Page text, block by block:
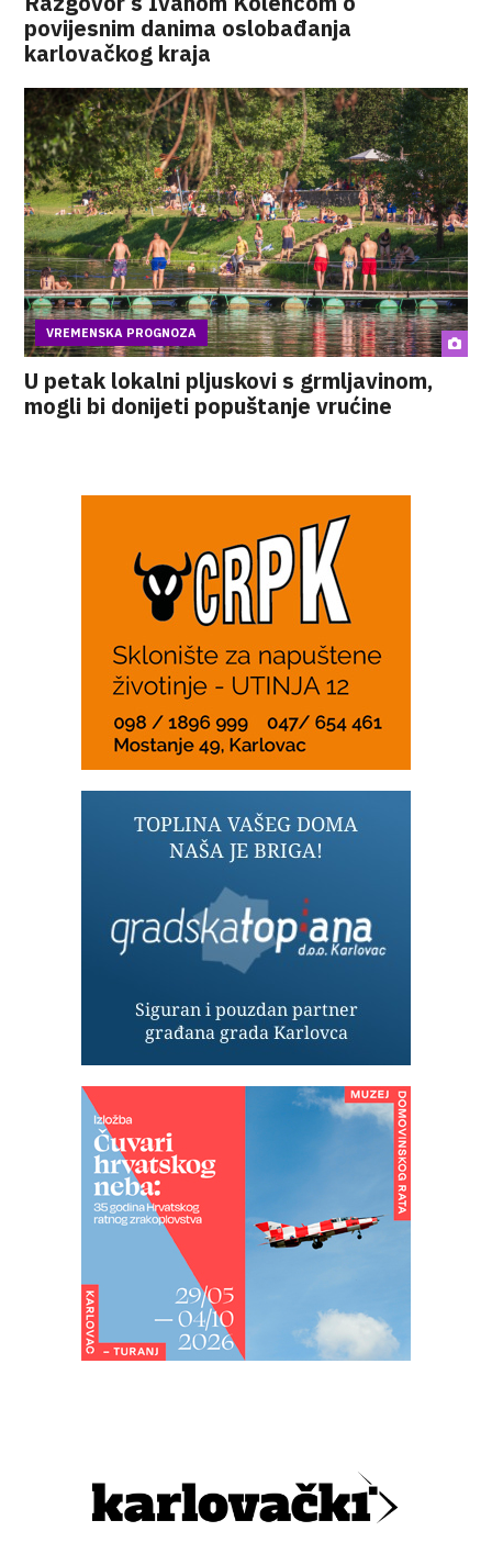
povijesnim danima oslobađanja
karlovačkog kraja
VREMENSKA PROGNOZA
U petak lokalni pljuskovi s grmljavinom,
mogli bi donijeti popuštanje vrućine